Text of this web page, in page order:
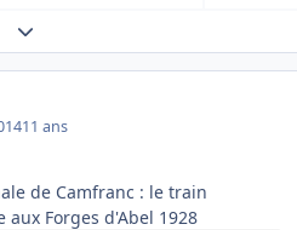
Expand topic overview
11 ans
de Camfranc : le train
Forges d'Abel 1928